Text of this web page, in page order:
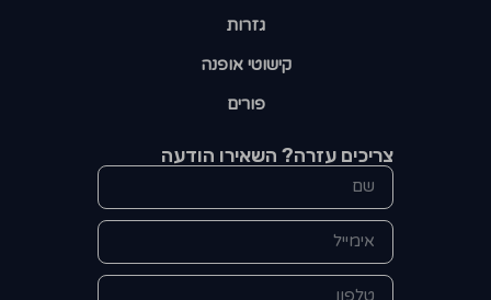
גזרות
קישוטי אופנה
פורים
צריכים עזרה? השאירו הודעה